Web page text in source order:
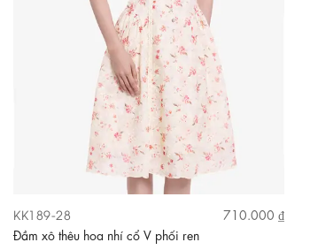
KK189-28
710.000 ₫
Đầm xô thêu hoa nhí cổ V phối ren